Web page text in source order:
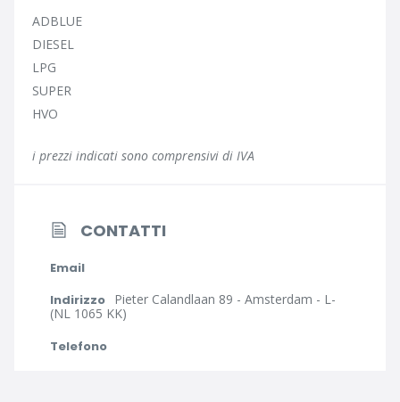
ADBLUE
DIESEL
LPG
SUPER
HVO
i prezzi indicati sono comprensivi di IVA
CONTATTI
Email
Indirizzo Pieter Calandlaan 89 - Amsterdam - L-
(NL 1065 KK)
Telefono